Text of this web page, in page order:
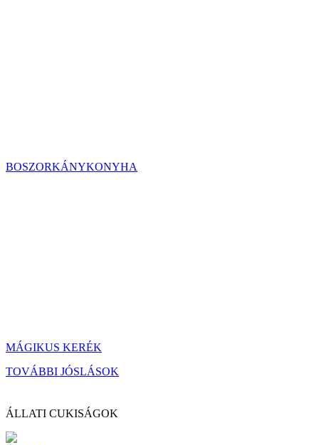
BOSZORKÁNYKONYHA
MÁGIKUS KERÉK
TOVÁBBI JÓSLÁSOK
ÁLLATI CUKISÁGOK